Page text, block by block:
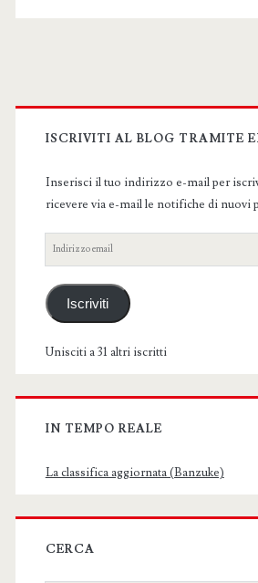
Primary
Sidebar
ISCRIVITI AL BLOG TRAMITE
Inserisci il tuo indirizzo e-mail per
ricevere via e-mail le notifiche di nuovi
Indirizzo
email
Iscriviti
Unisciti a 31 altri iscritti
IN TEMPO REALE
La classifica aggiornata (Banzuke)
CERCA